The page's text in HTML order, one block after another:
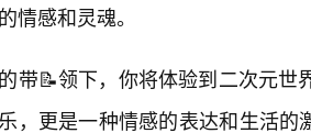
情感和灵魂。
带📝领下，你将体验到二次元世
，更是一种情感的表达和生活的